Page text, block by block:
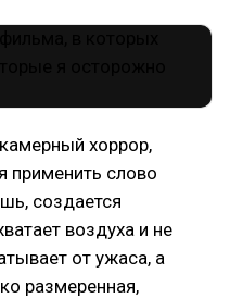
хоррор,
применить слово
создается
воздуха и не
от ужаса, а
размеренная,